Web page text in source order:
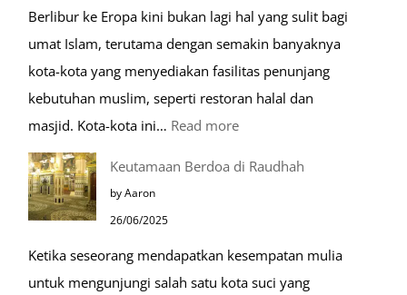
Masjid
Nabawi
Berlibur ke Eropa kini bukan lagi hal yang sulit bagi
umat Islam, terutama dengan semakin banyaknya
kota-kota yang menyediakan fasilitas penunjang
kebutuhan muslim, seperti restoran halal dan
masjid. Kota-kota ini… Read more:
di
Eropa
Keutamaan Berdoa di Raudhah
by Aaron
26/06/2025
Ketika seseorang mendapatkan kesempatan mulia
untuk mengunjungi salah satu kota suci yang